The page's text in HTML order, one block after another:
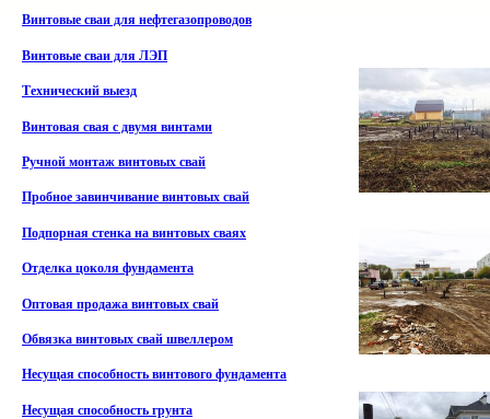
Винтовые сваи для нефтегазопроводов
Винтовые сваи для ЛЭП
Технический выезд
Винтовая свая с двумя винтами
Ручной монтаж винтовых свай
Пробное завинчивание винтовых свай
Подпорная стенка на винтовых сваях
Отделка цоколя фундамента
Оптовая продажа винтовых свай
Обвязка винтовых свай швеллером
Несущая способность винтового фундамента
Несущая способность грунта